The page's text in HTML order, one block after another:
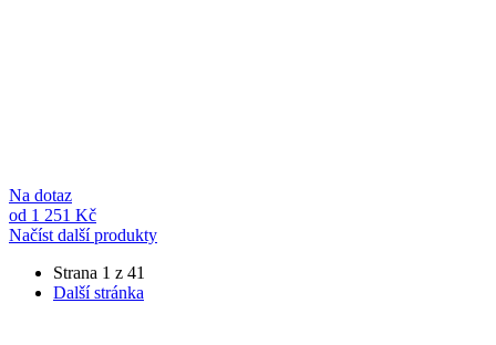
Na dotaz
od 1 251 Kč
Načíst další produkty
Strana 1 z 41
Další stránka